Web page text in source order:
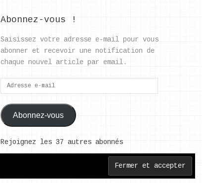
Abonnez-vous !
Saisissez votre adresse e-mail pour vous
abonner et recevoir une notification de
chaque nouvel article par email.
Adresse
e-
mail
Abonnez-vous
Rejoignez les 37 autres abonnés
Back to Top